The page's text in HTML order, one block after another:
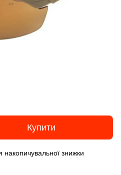
Купити
накопичувальної знижки